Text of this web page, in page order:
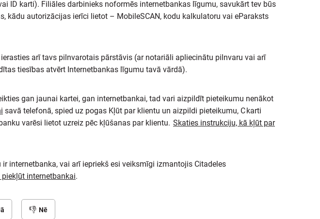
ID karti). Filiāles darbinieks noformēs internetbankas līgumu, savukārt tev būs
kādu autorizācijas ierīci lietot – MobileSCAN, kodu kalkulatoru vai eParaksts
arī tavs pilnvarotais pārstāvis (ar notariāli apliecinātu pilnvaru vai arī
tiesības atvērt Internetbankas līgumu tavā vārdā).
gan jaunai kartei, gan internetbankai, tad vari aizpildīt pieteikumu nenākot
savā telefonā, spied uz pogas Kļūt par klientu un aizpildi pieteikumu, C karti
varēsi lietot uzreiz pēc kļūšanas par klientu. Skaties instrukciju, kā kļūt par
ir internetbanka, vai arī iepriekš esi veiksmīgi izmantojis Citadeles
internetbankai.
Nē